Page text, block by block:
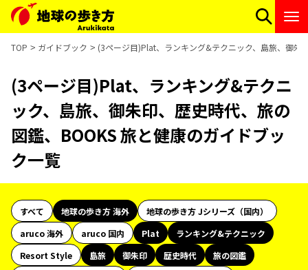
TOP ガイドブック (3ページ目)Plat、ランキング&テクニック、島旅、御朱
(3ページ目)Plat、ランキング&テクニ
ック、島旅、御朱印、歴史時代、旅の
図鑑、BOOKS 旅と健康のガイドブッ
ク一覧
すべて 地球の歩き方 海外
地球の歩き方 Jシリーズ（国内）
aruco 海外
aruco 国内 Plat
ランキング&テクニック
Resort Style
島旅 御朱印 歴史時代
旅の図鑑